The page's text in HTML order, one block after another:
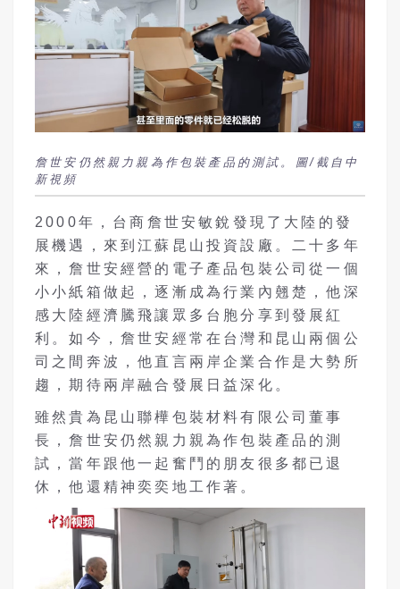
詹世安仍然親力親為作包裝產品的測試。圖/截自中
新視頻
2000年，台商詹世安敏銳發現了大陸的發
展機遇，來到江蘇昆山投資設廠。二十多年
來，詹世安經營的電子產品包裝公司從一個
小小紙箱做起，逐漸成為行業內翹楚，他深
感大陸經濟騰飛讓眾多台胞分享到發展紅
利。如今，詹世安經常在台灣和昆山兩個公
司之間奔波，他直言 兩岸企業合作是大勢所
趨
，期待兩岸融合發展日益深化。
雖然貴為昆山聯樺包裝材料有限公司董事
長，詹世安仍然親力親為作包裝產品的測
試，當年跟他一起奮鬥的朋友很多都已退
休，他還精神奕奕地工作著。